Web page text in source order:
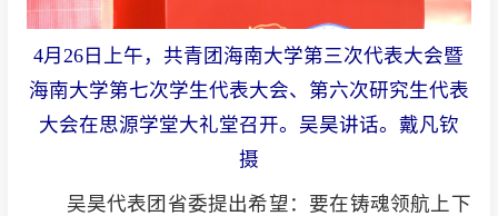
4月26日上午，共青团海南大学第三次代表大会暨
海南大学第七次学生代表大会、第六次研究生代表
大会在思源学堂大礼堂召开。吴昊讲话。戴凡钦
摄
吴昊代表团省委提出希望：要在铸魂领航上下